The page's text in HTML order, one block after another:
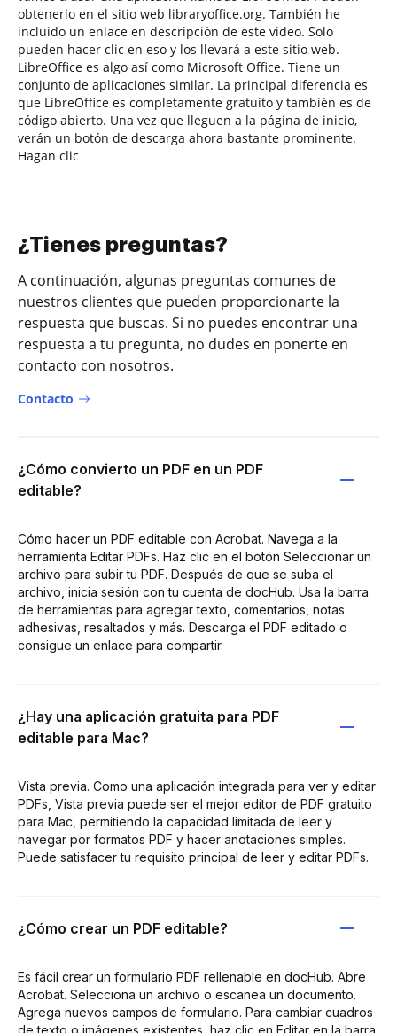
obtenerlo en el sitio web libraryoffice.org. También he
incluido un enlace en descripción de este video. Solo
pueden hacer clic en eso y los llevará a este sitio web.
LibreOffice es algo así como Microsoft Office. Tiene un
conjunto de aplicaciones similar. La principal diferencia es
que LibreOffice es completamente gratuito y también es de
código abierto. Una vez que lleguen a la página de inicio,
verán un botón de descarga ahora bastante prominente.
Hagan clic
¿Tienes preguntas?
A continuación, algunas preguntas comunes de
nuestros clientes que pueden proporcionarte la
respuesta que buscas. Si no puedes encontrar una
respuesta a tu pregunta, no dudes en ponerte en
contacto con nosotros.
Contacto
¿Cómo convierto un PDF en un PDF
editable?
Cómo hacer un PDF editable con Acrobat. Navega a la
herramienta Editar PDFs. Haz clic en el botón Seleccionar un
archivo para subir tu PDF. Después de que se suba el
archivo, inicia sesión con tu cuenta de docHub. Usa la barra
de herramientas para agregar texto, comentarios, notas
adhesivas, resaltados y más. Descarga el PDF editado o
consigue un enlace para compartir.
¿Hay una aplicación gratuita para PDF
editable para Mac?
Vista previa. Como una aplicación integrada para ver y editar
PDFs, Vista previa puede ser el mejor editor de PDF gratuito
para Mac, permitiendo la capacidad limitada de leer y
navegar por formatos PDF y hacer anotaciones simples.
Puede satisfacer tu requisito principal de leer y editar PDFs.
¿Cómo crear un PDF editable?
Es fácil crear un formulario PDF rellenable en docHub. Abre
Acrobat. Selecciona un archivo o escanea un documento.
Agrega nuevos campos de formulario. Para cambiar cuadros
de texto o imágenes existentes, haz clic en Editar en la barra